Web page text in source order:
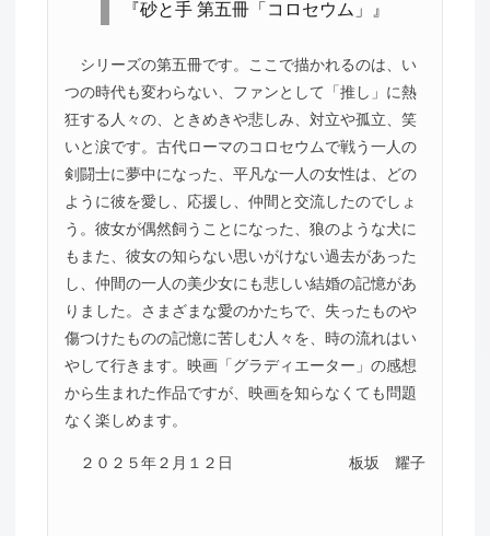
『砂と手 第五冊「コロセウム」』
シリーズの第五冊です。ここで描かれるのは、い
つの時代も変わらない、ファンとして「推し」に熱
狂する人々の、ときめきや悲しみ、対立や孤立、笑
いと涙です。古代ローマのコロセウムで戦う一人の
剣闘士に夢中になった、平凡な一人の女性は、どの
ように彼を愛し、応援し、仲間と交流したのでしょ
う。彼女が偶然飼うことになった、狼のような犬に
もまた、彼女の知らない思いがけない過去があった
し、仲間の一人の美少女にも悲しい結婚の記憶があ
りました。さまざまな愛のかたちで、失ったものや
傷つけたものの記憶に苦しむ人々を、時の流れはい
やして行きます。映画「グラディエーター」の感想
から生まれた作品ですが、映画を知らなくても問題
なく楽しめます。
２０２５年２月１２日 板坂 耀子